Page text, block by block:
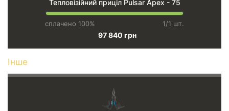
Тепловізійний приціл Pulsar Apex - 75
сплачено 100% 1/1 шт.
97 840 грн
Інше